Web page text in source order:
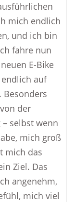
mich endlich
und ich bin
fahre nun
E-Bike
auf
Besonders
der
selbst wenn
mich groß
mich das
Ziel. Das
angenehm,
mich viel